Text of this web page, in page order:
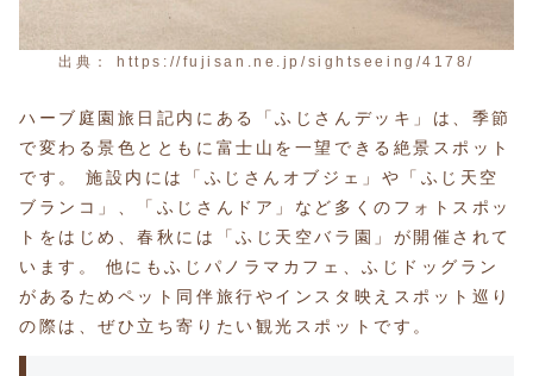
出典： https://fujisan.ne.jp/sightseeing/4178/
ハーブ庭園旅日記内にある「ふじさんデッキ」は、季節
で変わる景色とともに富士山を一望できる絶景スポット
です。 施設内には「ふじさんオブジェ」や「ふじ天空
ブランコ」、「ふじさんドア」など多くのフォトスポッ
トをはじめ、春秋には「ふじ天空バラ園」が開催されて
います。 他にもふじパノラマカフェ、ふじドッグラン
があるためペット同伴旅行やインスタ映えスポット巡り
の際は、ぜひ立ち寄りたい観光スポットです。